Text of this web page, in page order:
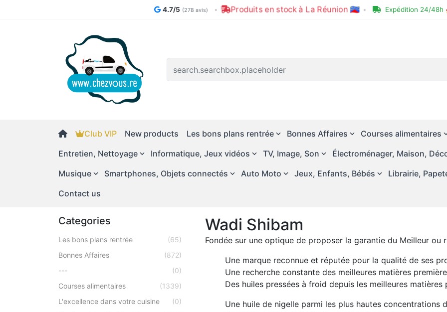
4.7/5 (278 avis) • Produits en stock à La Réunion 🇷🇪 • Expédition 24/48h
Club VIP New products Les bons plans rentrée Bonnes Affaires
Courses alimentaires
Entretien, Nettoyage
Informatique, Jeux vidéos TV, Image, Son
Électroménager, Maison,
Musique
Smartphones, Objets connectés Auto Moto Jeux, Enfants, Bébés
Librairie,
Contact us
Categories
Les bons plans rentrée
(65)
Bonnes Affaires
(872)
---
(0)
Courses alimentaires
(1339)
L'excellence dans votre cuisine
(0)
Wadi Shibam
Fondée sur une optique de proposer la garantie du Meilleur ou
Une marque reconnue et réputée pour la qualité de ses
Une recherche constante des meilleures matières
Des huiles pressées à froid depuis les meilleures matières
Une huile de nigelle parmi les plus hautes concentrations